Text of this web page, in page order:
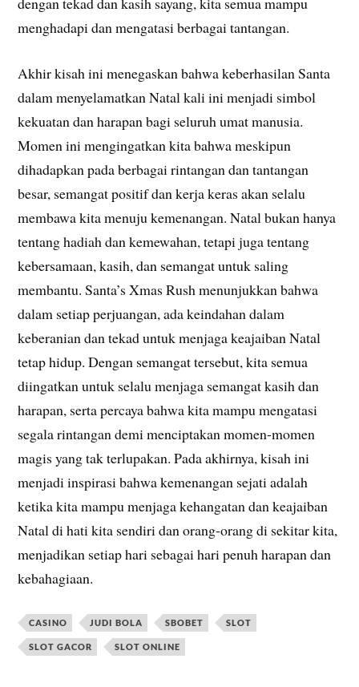
menghadapi dan mengatasi berbagai tantangan.
Akhir kisah ini menegaskan bahwa keberhasilan Santa
dalam menyelamatkan Natal kali ini menjadi simbol
kekuatan dan harapan bagi seluruh umat manusia.
Momen ini mengingatkan kita bahwa meskipun
dihadapkan pada berbagai rintangan dan tantangan
besar, semangat positif dan kerja keras akan selalu
membawa kita menuju kemenangan. Natal bukan hanya
tentang hadiah dan kemewahan, tetapi juga tentang
kebersamaan, kasih, dan semangat untuk saling
membantu. Santa’s Xmas Rush menunjukkan bahwa
dalam setiap perjuangan, ada keindahan dalam
keberanian dan tekad untuk menjaga keajaiban Natal
tetap hidup. Dengan semangat tersebut, kita semua
diingatkan untuk selalu menjaga semangat kasih dan
harapan, serta percaya bahwa kita mampu mengatasi
segala rintangan demi menciptakan momen-momen
magis yang tak terlupakan. Pada akhirnya, kisah ini
menjadi inspirasi bahwa kemenangan sejati adalah
ketika kita mampu menjaga kehangatan dan keajaiban
Natal di hati kita sendiri dan orang-orang di sekitar kita,
menjadikan setiap hari sebagai hari penuh harapan dan
kebahagiaan.
CASINO JUDI BOLA SBOBET SLOT
SLOT GACOR SLOT ONLINE